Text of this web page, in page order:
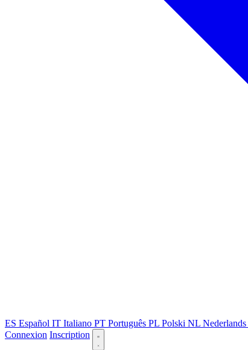
ES Español IT Italiano PT Português PL Polski NL Nederlands
Connexion Inscription